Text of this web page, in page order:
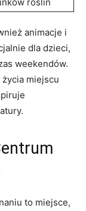
animacje i
dla dzieci,
weekendów.
życia miejscu
to miejsce,